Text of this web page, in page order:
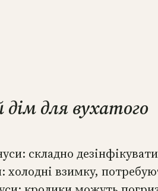
дім для вухатого
складно
холодні взимку,